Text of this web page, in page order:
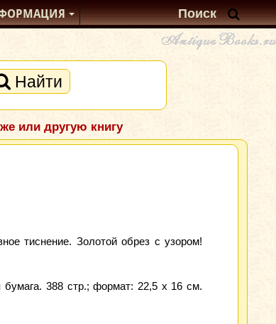
Найти
или другую книгу
тиснение. Золотой обрез с узором!
бумага. 388 стр.; формат: 22,5 x 16 см.